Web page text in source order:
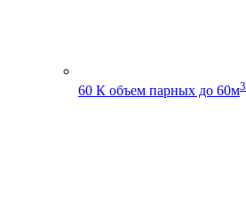
60 К объем парных до 60м3